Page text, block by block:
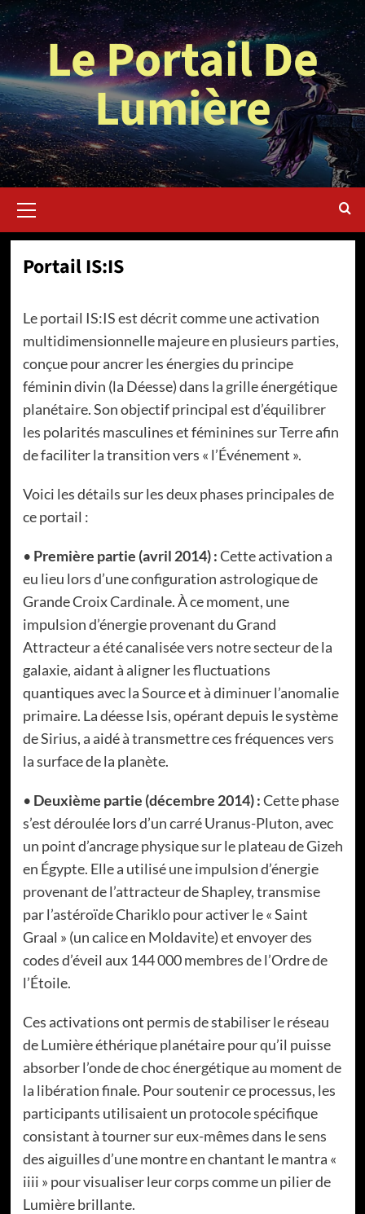
Aller
au
contenuLe Portail De
Lumière
principal
Portail IS:IS
Le portail IS:IS est décrit comme une activation
multidimensionnelle majeure en plusieurs parties,
conçue pour ancrer les énergies du principe
féminin divin (la Déesse) dans la grille énergétique
planétaire. Son objectif principal est d’équilibrer
les polarités masculines et féminines sur Terre afin
de faciliter la transition vers « l’Événement ».
Voici les détails sur les deux phases principales de
ce portail :
• Première partie (avril 2014) :Cette activation a
eu lieu lors d’une configuration astrologique de
Grande Croix Cardinale. À ce moment, une
impulsion d’énergie provenant du Grand
Attracteur a été canalisée vers notre secteur de la
galaxie, aidant à aligner les fluctuations
quantiques avec la Source et à diminuer l’anomalie
primaire. La déesse Isis, opérant depuis le système
de Sirius, a aidé à transmettre ces fréquences vers
la surface de la planète.
• Deuxième partie (décembre 2014) :Cette phase
s’est déroulée lors d’un carré Uranus-Pluton, avec
un point d’ancrage physique sur le plateau de Gizeh
en Égypte. Elle a utilisé une impulsion d’énergie
provenant de l’attracteur de Shapley, transmise
par l’astéroïde Chariklo pour activer le « Saint
Graal » (un calice en Moldavite) et envoyer des
codes d’éveil aux 144 000 membres de l’Ordre de
l’Étoile.
Ces activations ont permis de stabiliser le réseau
de Lumière éthérique planétaire pour qu’il puisse
absorber l’onde de choc énergétique au moment de
la libération finale. Pour soutenir ce processus, les
participants utilisaient un protocole spécifique
consistant à tourner sur eux-mêmes dans le sens
des aiguilles d’une montre en chantant le mantra «
iiii » pour visualiser leur corps comme un pilier de
Lumière brillante.